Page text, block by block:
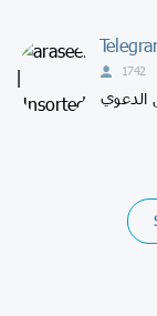
1742
الدعوي